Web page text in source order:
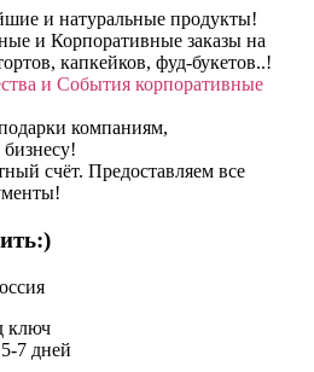
и натуральные продукты!
и Корпоративные заказы на
капкейков, фуд-букетов..!
и События корпоративные
компаниям,
счёт. Предоставляем все
ключ
7 дней